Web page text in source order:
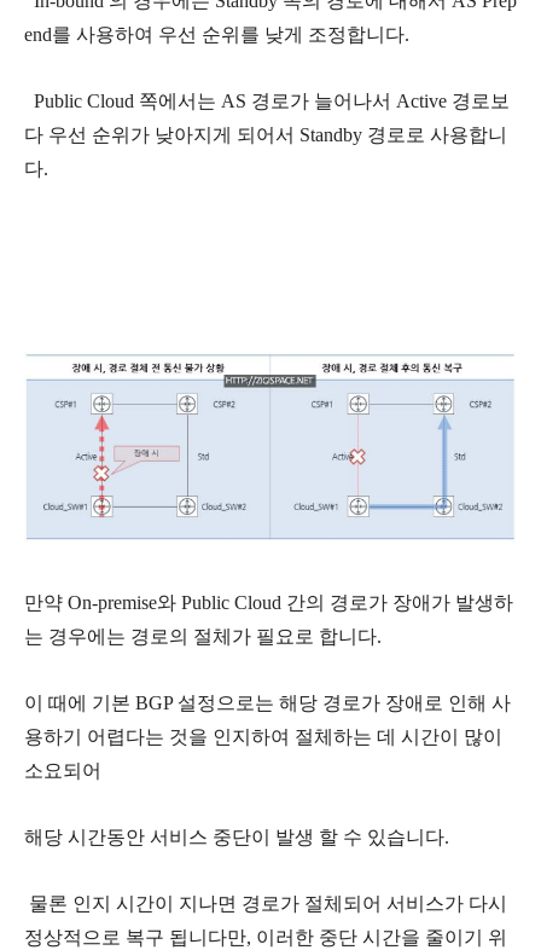
end를 사용하여 우선 순위를 낮게 조정합니다.
Public Cloud 쪽에서는 AS 경로가 늘어나서 Active 경로보
다 우선 순위가 낮아지게 되어서 Standby 경로로 사용합니
다.
만약 On-premise와 Public Cloud 간의 경로가 장애가 발생하
는 경우에는 경로의 절체가 필요로 합니다.
이 때에 기본 BGP 설정으로는 해당 경로가 장애로 인해 사
용하기 어렵다는 것을 인지하여 절체하는 데 시간이 많이
소요되어
해당 시간동안 서비스 중단이 발생 할 수 있습니다.
물론 인지 시간이 지나면 경로가 절체되어 서비스가 다시
정상적으로 복구 됩니다만, 이러한 중단 시간을 줄이기 위